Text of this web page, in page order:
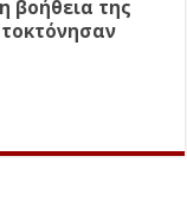
βοήθεια της